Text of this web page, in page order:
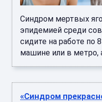
Синдром мертвых
эпидемией среди
сидите на работе по
машине или в метро,
«Синдром